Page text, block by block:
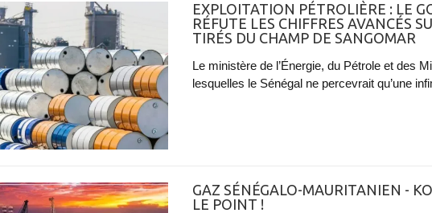
EXPLOITATION PÉTROLIÈRE : LE
RÉFUTE LES CHIFFRES AVANCÉS
TIRÉS DU CHAMP DE SANGOMAR
Le ministère de l’Énergie, du Pétrole et des
lesquelles le Sénégal ne percevrait qu’une
GAZ SÉNÉGALO-MAURITANIEN -
LE POINT !